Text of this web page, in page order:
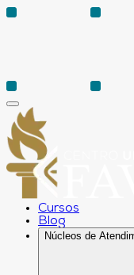
Cursos
Blog
Núcleos de